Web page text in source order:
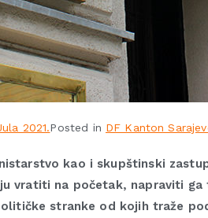
2021.Posted in DF Kanton
kao i skupštinski
vratiti na početak, napraviti
stranke od kojih traže